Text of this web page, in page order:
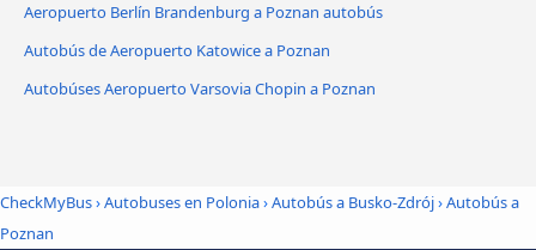
Aeropuerto Berlín Brandenburg a Poznan autobús
Autobús de Aeropuerto Katowice a Poznan
Autobúses Aeropuerto Varsovia Chopin a Poznan
CheckMyBus›Autobuses en Polonia›Autobús a Busko-Zdrój›Autobús a
Poznan